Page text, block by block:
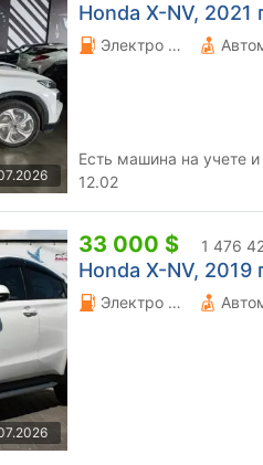
Honda X-NV, 2021
Электро 0 л.
Есть машина на учете и в пути . Прибытие по конасаменту
12.02
33 000 $ 1 476
Honda X-NV, 2019
Электро 0 л.